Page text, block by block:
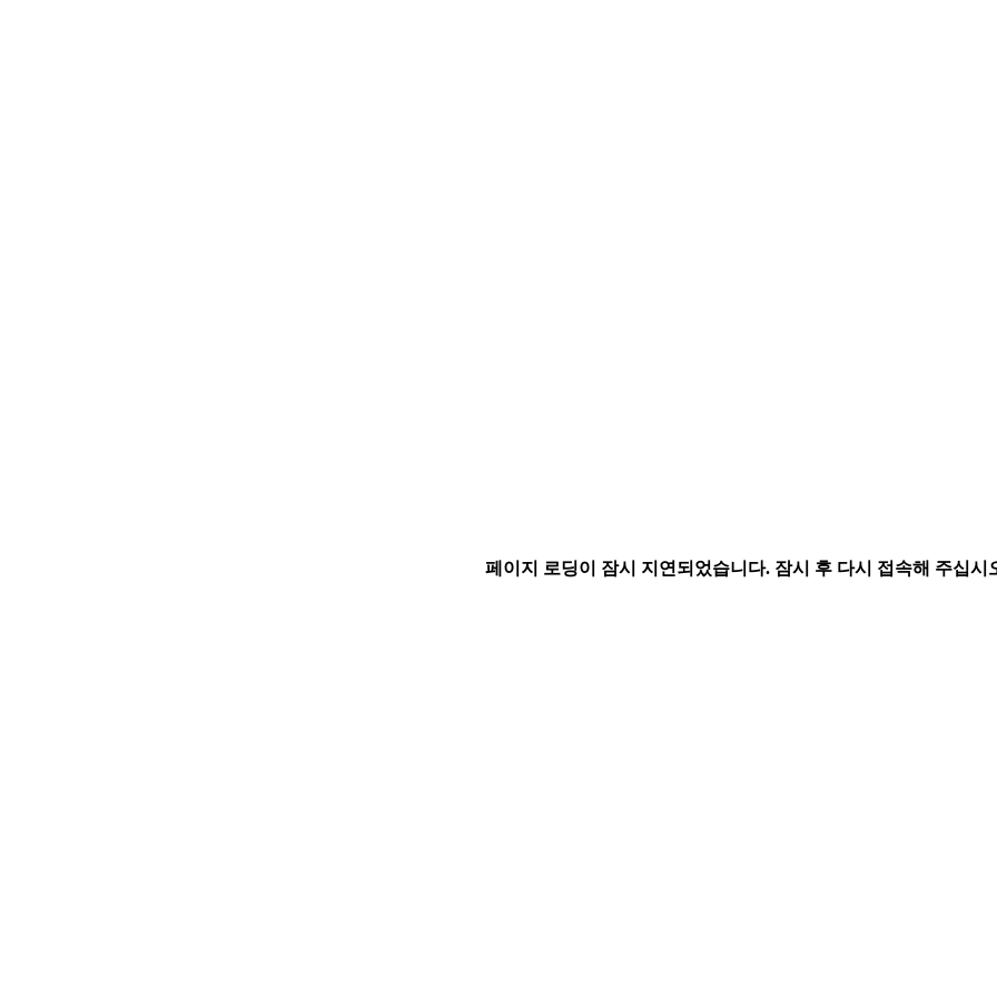
페이지 로딩이 잠시 지연되었습니다. 잠시 후 다시 접속해 주십시